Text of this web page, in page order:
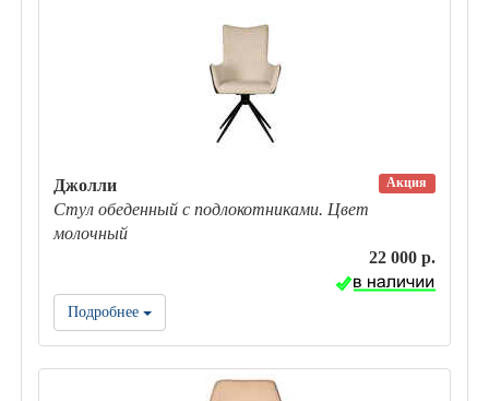
Акция
Джолли
Стул обеденный с подлокотниками. Цвет
молочный
22 000 р.
Подробнее